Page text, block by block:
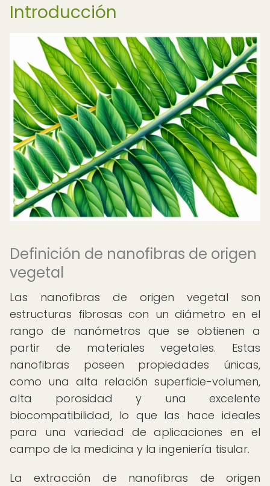
Introducción
Definición de nanofibras de origen
vegetal
Las nanofibras de origen vegetal son
estructuras fibrosas con un diámetro en el
rango de nanómetros que se obtienen a
partir de materiales vegetales. Estas
nanofibras poseen propiedades únicas,
como una alta relación superficie-volumen,
alta porosidad y una excelente
biocompatibilidad, lo que las hace ideales
para una variedad de aplicaciones en el
campo de la medicina y la ingeniería tisular.
La extracción de nanofibras de origen